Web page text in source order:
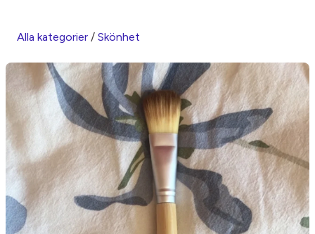
Alla kategorier / Skönhet